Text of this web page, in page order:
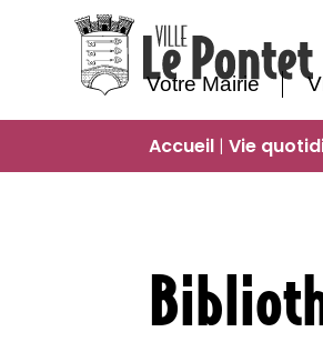
Votre Mairie
Accueil |Vie